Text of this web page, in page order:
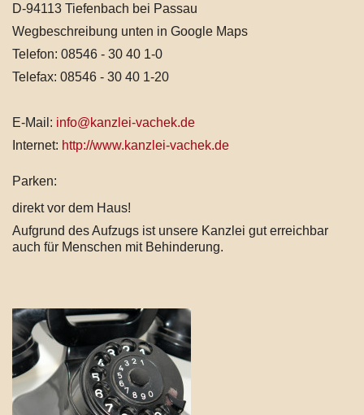
D-94113 Tiefenbach bei Passau
Wegbeschreibung unten in Google Maps
Telefon: 08546 - 30 40 1-0
Telefax: 08546 - 30 40 1-20
E-Mail: info@kanzlei-vachek.de
Internet: http://www.kanzlei-vachek.de
Parken:
direkt vor dem Haus!
Aufgrund des Aufzugs ist unsere Kanzlei gut erreichbar
auch für Menschen mit Behinderung.